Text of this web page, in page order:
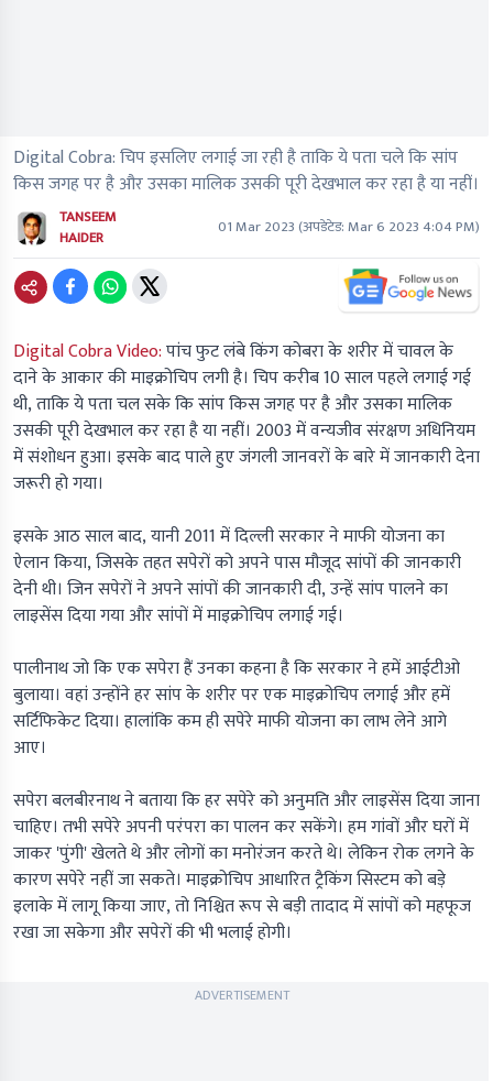
Digital Cobra: चिप इसलिए लगाई जा रही है ताकि ये पता चले कि सांप
किस जगह पर है और उसका मालिक उसकी पूरी देखभाल कर रहा है या नहीं।
TANSEEM
HAIDER
01 Mar 2023(अपडेटेड:Mar 6 2023 4:04 PM)
Digital Cobra Video:पांच फुट लंबे किंग कोबरा के शरीर में चावल के
दाने के आकार की माइक्रोचिप लगी है। चिप करीब 10 साल पहले लगाई गई
थी, ताकि ये पता चल सके कि सांप किस जगह पर है और उसका मालिक
उसकी पूरी देखभाल कर रहा है या नहीं। 2003 में वन्यजीव संरक्षण अधिनियम
में संशोधन हुआ। इसके बाद पाले हुए जंगली जानवरों के बारे में जानकारी देना
जरूरी हो गया।
इसके आठ साल बाद, यानी 2011 में दिल्ली सरकार ने माफी योजना का
ऐलान किया, जिसके तहत सपेरों को अपने पास मौजूद सांपों की जानकारी
देनी थी। जिन सपेरों ने अपने सांपों की जानकारी दी, उन्हें सांप पालने का
लाइसेंस दिया गया और सांपों में माइक्रोचिप लगाई गई।
पालीनाथ जो कि एक सपेरा हैं उनका कहना है कि सरकार ने हमें आईटीओ
बुलाया। वहां उन्होंने हर सांप के शरीर पर एक माइक्रोचिप लगाई और हमें
सर्टिफिकेट दिया। हालांकि कम ही सपेरे माफी योजना का लाभ लेने आगे
आए।
सपेरा बलबीरनाथ ने बताया कि हर सपेरे को अनुमति और लाइसेंस दिया जाना
चाहिए। तभी सपेरे अपनी परंपरा का पालन कर सकेंगे। हम गांवों और घरों में
जाकर 'पुंगी' खेलते थे और लोगों का मनोरंजन करते थे। लेकिन रोक लगने के
कारण सपेरे नहीं जा सकते। माइक्रोचिप आधारित ट्रैकिंग सिस्टम को बड़े
इलाके में लागू किया जाए, तो निश्चित रूप से बड़ी तादाद में सांपों को महफूज
रखा जा सकेगा और सपेरों की भी भलाई होगी।
ADVERTISEMENT